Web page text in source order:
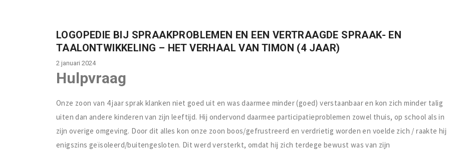
LOGOPEDIE BIJ SPRAAKPROBLEMEN EN EEN VERTRAAGDE SPRAAK- EN
TAALONTWIKKELING – HET VERHAAL VAN TIMON (4 JAAR)
2 januari 2024
Hulpvraag
Onze zoon van 4 jaar sprak klanken niet goed uit en was daarmee minder (goed) verstaanbaar en kon zich minder talig
uiten dan andere kinderen van zijn leeftijd. Hij ondervond daarmee participatieproblemen zowel thuis, op school als in
zijn overige omgeving. Door dit alles kon onze zoon boos/gefrustreerd en verdrietig worden en voelde zich / raakte hij
enigszins geïsoleerd/buitengesloten. Dit werd versterkt, omdat hij zich terdege bewust was van zijn